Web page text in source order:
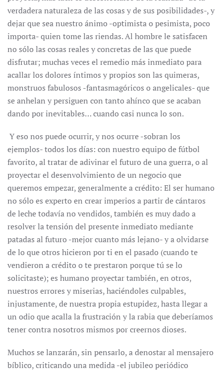
verdadera naturaleza de las cosas y de sus posibilidades-, y
dejar que sea nuestro ánimo -optimista o pesimista, poco
importa- quien tome las riendas. Al hombre le satisfacen
no sólo las cosas reales y concretas de las que puede
disfrutar; muchas veces el remedio más inmediato para
acallar los dolores íntimos y propios son las quimeras,
monstruos fabulosos -fantasmagóricos o angelicales- que
se anhelan y persiguen con tanto ahínco que se acaban
dando por inevitables… cuando casi nunca lo son.
Y eso nos puede ocurrir, y nos ocurre -sobran los
ejemplos- todos los días: con nuestro equipo de fútbol
favorito, al tratar de adivinar el futuro de una guerra, o al
proyectar el desenvolvimiento de un negocio que
queremos empezar, generalmente a crédito: El ser humano
no sólo es experto en crear imperios a partir de cántaros
de leche todavía no vendidos, también es muy dado a
resolver la tensión del presente inmediato mediante
patadas al futuro -mejor cuanto más lejano- y a olvidarse
de lo que otros hicieron por ti en el pasado (cuando te
vendieron a crédito o te prestaron porque tú se lo
solicitaste); es humano proyectar también, en otros,
nuestros errores y miserias, haciéndoles culpables,
injustamente, de nuestra propia estupidez, hasta llegar a
un odio que acalla la frustración y la rabia que deberíamos
tener contra nosotros mismos por creernos dioses.
Muchos se lanzarán, sin pensarlo, a denostar al mensajero
bíblico, criticando una medida -el jubileo periódico